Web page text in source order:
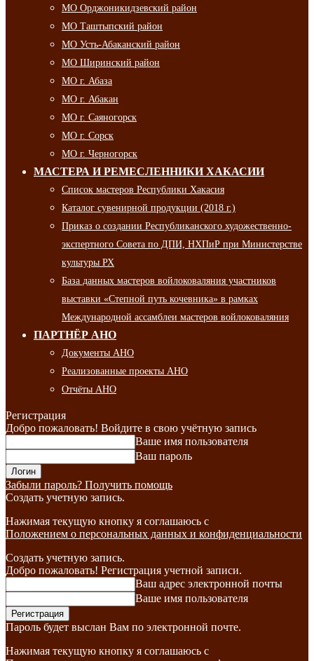
МО Орджоникидзевский район
МО Таштыпский район
МО Усть-Абаканский район
МО Ширинский район
МО г. Абаза
МО г. Абакан
МО г. Саяногорск
МО г. Сорск
МО г. Черногорск
МАСТЕРА И РЕМЕСЛЕННИКИ ХАКАСИИ
Список мастеров Республики Хакасия
Каталог сувенирной продукции (2018 г.)
Приказ о создании Республиканского художественно-
экспертного Совета по ДПИ, НХПиР при Министерстве
культуры РХ
База данных мастеров войлоковаляния участников
выставки «Степной путь кочевника» в рамках
Международной ассамблеи мастеров войлоковаляния
ПАРТНЁР АНО
Документы АНО
Реализованные проекты АНО
Отчёты АНО
Регистрация
Добро пожаловать! Войдите в свою учётную запись
Ваше имя пользователя
Ваш пароль
Забыли пароль? Получить помощь
Создать учетную запись.
Нажимая текущую кнопку я соглашаюсь с
Положением о персональных данных и конфиденциальности
Создать учетную запись.
Добро пожаловать! Регистрация учетной записи.
Ваш адрес электронной почты
Ваше имя пользователя
Пароль будет выслан Вам по электронной почте.
Нажимая текущую кнопку я соглашаюсь с